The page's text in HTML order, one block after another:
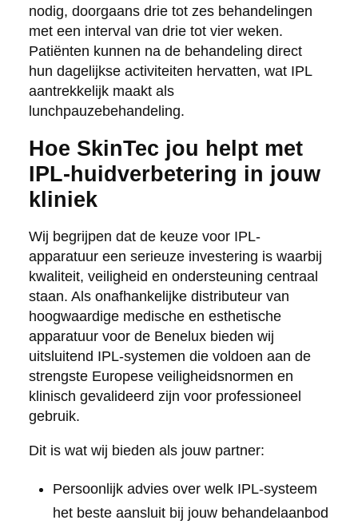
nodig, doorgaans drie tot zes behandelingen
met een interval van drie tot vier weken.
Patiënten kunnen na de behandeling direct
hun dagelijkse activiteiten hervatten, wat IPL
aantrekkelijk maakt als
lunchpauzebehandeling.
Hoe SkinTec jou helpt met
IPL-huidverbetering in jouw
kliniek
Wij begrijpen dat de keuze voor IPL-
apparatuur een serieuze investering is waarbij
kwaliteit, veiligheid en ondersteuning centraal
staan. Als onafhankelijke distributeur van
hoogwaardige medische en esthetische
apparatuur voor de Benelux bieden wij
uitsluitend IPL-systemen die voldoen aan de
strengste Europese veiligheidsnormen en
klinisch gevalideerd zijn voor professioneel
gebruik.
Dit is wat wij bieden als jouw partner:
Persoonlijk advies over welk IPL-systeem
het beste aansluit bij jouw behandelaanbod